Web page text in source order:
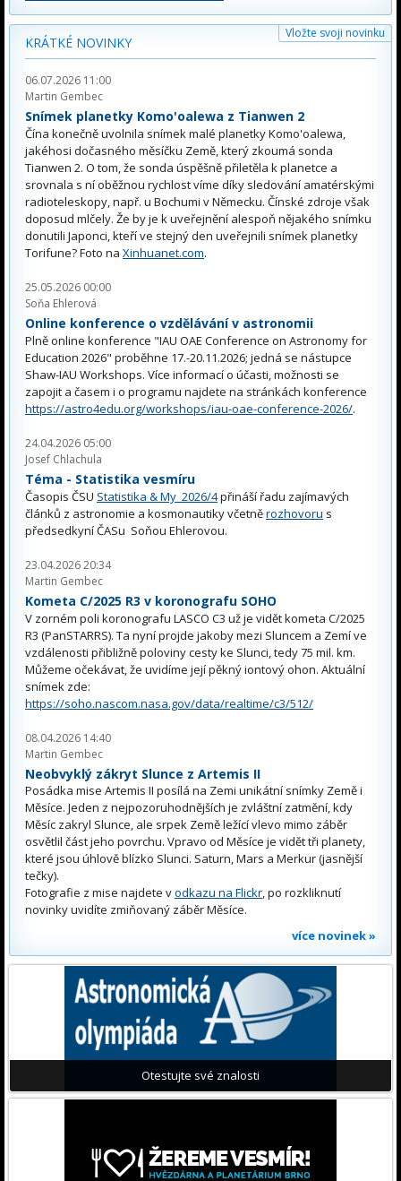
Vložte svoji novinku
KRÁTKÉ NOVINKY
06.07.2026 11:00
Martin Gembec
Snímek planetky Komo'oalewa z Tianwen 2
Čína konečně uvolnila snímek malé planetky Komo'oalewa,
jakéhosi dočasného měsíčku Země, který zkoumá sonda
Tianwen 2. O tom, že sonda úspěšně přiletěla k planetce a
srovnala s ní oběžnou rychlost víme díky sledování amatérskými
radioteleskopy, např. u Bochumi v Německu. Čínské zdroje však
doposud mlčely. Že by je k uveřejnění alespoň nějakého snímku
donutili Japonci, kteří ve stejný den uveřejnili snímek planetky
Torifune? Foto na Xinhuanet.com.
25.05.2026 00:00
Soňa Ehlerová
Online konference o vzdělávání v astronomii
Plně online konference "IAU OAE Conference on Astronomy for
Education 2026" proběhne 17.-20.11.2026; jedná se nástupce
Shaw-IAU Workshops. Více informací o účasti, možnosti se
zapojit a časem i o programu najdete na stránkách konference
https://astro4edu.org/workshops/iau-oae-conference-2026/.
24.04.2026 05:00
Josef Chlachula
Téma - Statistika vesmíru
Časopis ČSU Statistika & My 2026/4přináší řadu zajímavých
článků z astronomie a kosmonautiky včetněrozhovoru s
předsedkyní ČASu Soňou Ehlerovou.
23.04.2026 20:34
Martin Gembec
Kometa C/2025 R3 v koronografu SOHO
V zorném poli koronografu LASCO C3 už je vidět kometa C/2025
R3 (PanSTARRS). Ta nyní projde jakoby mezi Sluncem a Zemí ve
vzdálenosti přibližně poloviny cesty ke Slunci, tedy 75 mil. km.
Můžeme očekávat, že uvidíme její pěkný iontový ohon. Aktuální
snímek zde:
https://soho.nascom.nasa.gov/data/realtime/c3/512/
08.04.2026 14:40
Martin Gembec
Neobvyklý zákryt Slunce z Artemis II
Posádka mise Artemis II posílá na Zemi unikátní snímky Země i
Měsíce. Jeden z nejpozoruhodnějších je zvláštní zatmění, kdy
Měsíc zakryl Slunce, ale srpek Země ležící vlevo mimo záběr
osvětlil část jeho povrchu. Vpravo od Měsíce je vidět tři planety,
které jsou úhlově blízko Slunci. Saturn, Mars a Merkur (jasnější
tečky).
Fotografie z mise najdete vodkazu na Flickr, po rozkliknutí
novinky uvidíte zmiňovaný záběr Měsíce.
více novinek »
Otestujte své znalosti